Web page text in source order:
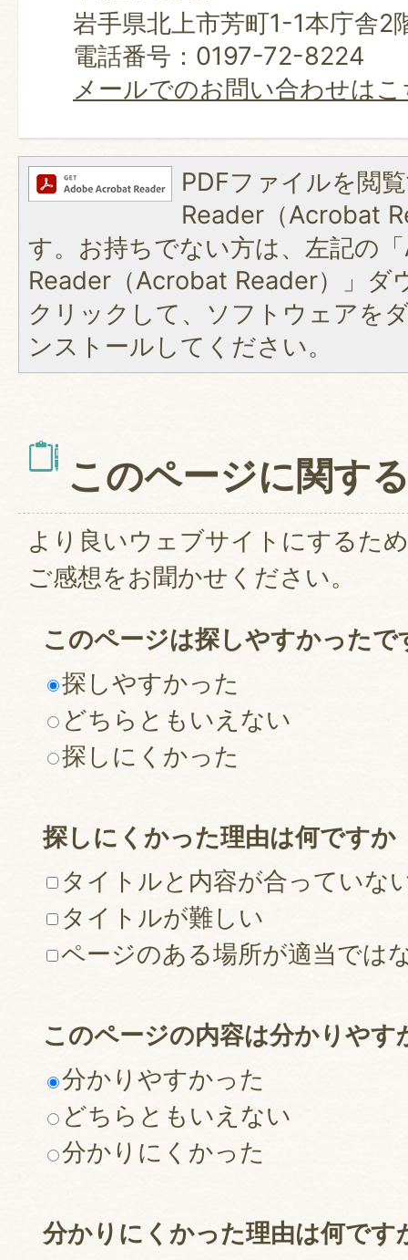
岩手県北上市芳町1-1本庁舎2
電話番号：0197-72-8224
メールでのお問い合わせは
PDFファイルを閲
Reader（Acrobat
す。お持ちでない方は、左記の
Reader（Acrobat Reader）」ダ
クリックして、ソフトウェアを
ンストールしてください。
このページに関す
より良いウェブサイトにするた
ご感想をお聞かせください。
このページは探しやすかったで
探しやすかった
どちらともいえない
探しにくかった
探しにくかった理由は何ですか
タイトルと内容が合っていな
タイトルが難しい
ページのある場所が適当では
このページの内容は分かりやす
分かりやすかった
どちらともいえない
分かりにくかった
分かりにくかった理由は何です